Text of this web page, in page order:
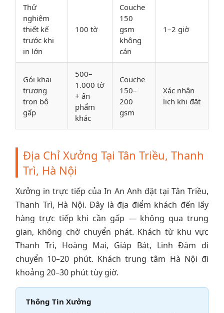
Thử
nghiệm
thiết kế
trước khi
in lớn
100 tờ
Couche
150
gsm
không
cán
1–2 giờ
Gói khai
trương
trọn bộ
gấp
500–
1.000 tờ
+ ấn
phẩm
khác
Couche
150–
200
gsm
Xác nhận
lịch khi đặt
Địa Chỉ Xưởng Tại Tân Triều, Thanh
Trì, Hà Nội
Xưởng in trực tiếp của In An Anh đặt tại Tân Triều,
Thanh Trì, Hà Nội. Đây là địa điểm khách đến lấy
hàng trực tiếp khi cần gấp — không qua trung
gian, không chờ chuyển phát. Khách từ khu vực
Thanh Trì, Hoàng Mai, Giáp Bát, Linh Đàm di
chuyển 10–20 phút. Khách trung tâm Hà Nội đi
khoảng 20–30 phút tùy giờ.
Thông Tin Xưởng